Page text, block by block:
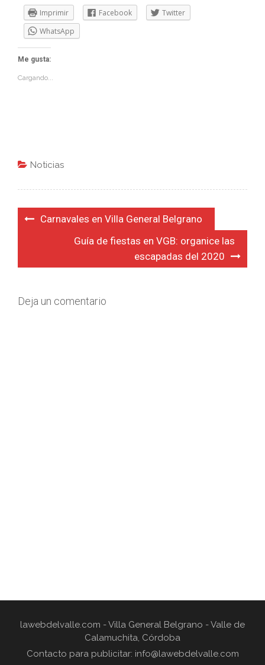
Imprimir Facebook
Twitter
WhatsApp
Me gusta:
Cargando...
Noticias
Navegación
Carnavales en Villa General Belgrano
Guía de fiestas en VGB: organice las
escapadas del 2020
Deja un comentario
lawebdelvalle.com - Villa General Belgrano - Valle de
Calamuchita, Córdoba
Contacto para publicitar: info@lawebdelvalle.com